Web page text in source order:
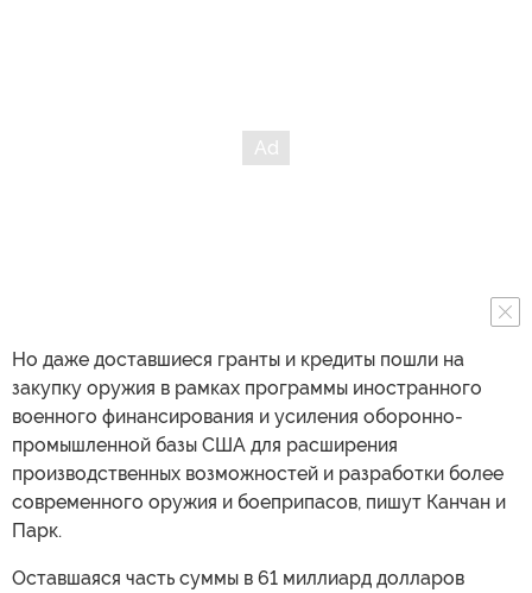
Но даже доставшиеся гранты и кредиты пошли на
закупку оружия в рамках программы иностранного
военного финансирования и усиления оборонно-
промышленной базы США для расширения
производственных возможностей и разработки более
современного оружия и боеприпасов, пишут Канчан и
Парк.
Оставшаяся часть суммы в 61 миллиард долларов